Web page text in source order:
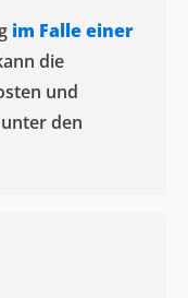
im Falle einer
die
und
den